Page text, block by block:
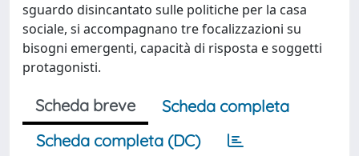
sguardo disincantato sulle politiche per la casa
sociale, si accompagnano tre focalizzazioni su
bisogni emergenti, capacità di risposta e soggetti
protagonisti.
Scheda breve
Scheda completa
Scheda completa (DC)